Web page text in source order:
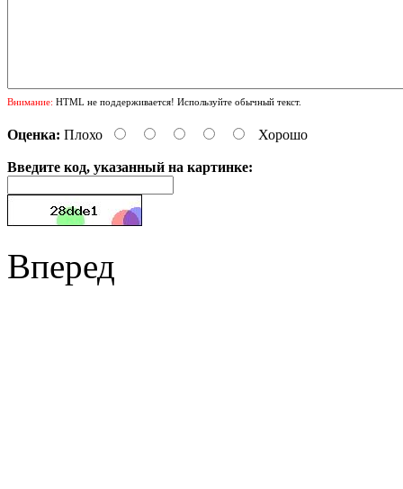
Внимание: HTML не поддерживается! Используйте обычный текст.
Оценка: Плохо Хорошо
Введите код, указанный на картинке:
Вперед